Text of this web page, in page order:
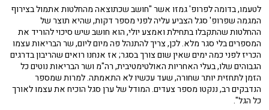
לטעמו, בדומה לפרופ' גמזו אשר "חושב שכתוצאה מהחלטות אתמול בצירוף
המגמה שפרופ' סגל הצביע עליה לפני מספר דקות, שהיא תוצר של
ההחלטות שהתקבלו בתחילת ואמצע יולי, הוא חושב שיש סיכוי להוריד את
המספרים בלי סגר מלא. לכן, צריך להתנהל פה מיום ליום, שר הבריאות עצמו
הכריז לפני כמה ימים שאין שום צורך בסגר; אז אנחנו רואים שהריבון בדרגים
הגבוהים שלו, בעלי האחריות האולטימטיבית, רה"מ ושר הבריאות נוטים כל
הזמן לתחזית יותר שחורה, שעד עכשיו לא התאמתה. למרות שמספר
הנדבקים רב, ננקטו מספר צעדים. המודל של ערן סגל הוכיח את עצמו לאורך
כל הגל".